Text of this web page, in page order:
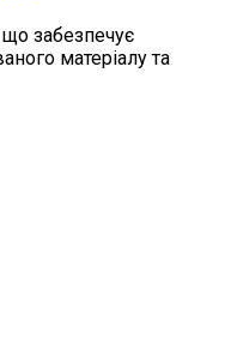
забезпечує
матеріалу та